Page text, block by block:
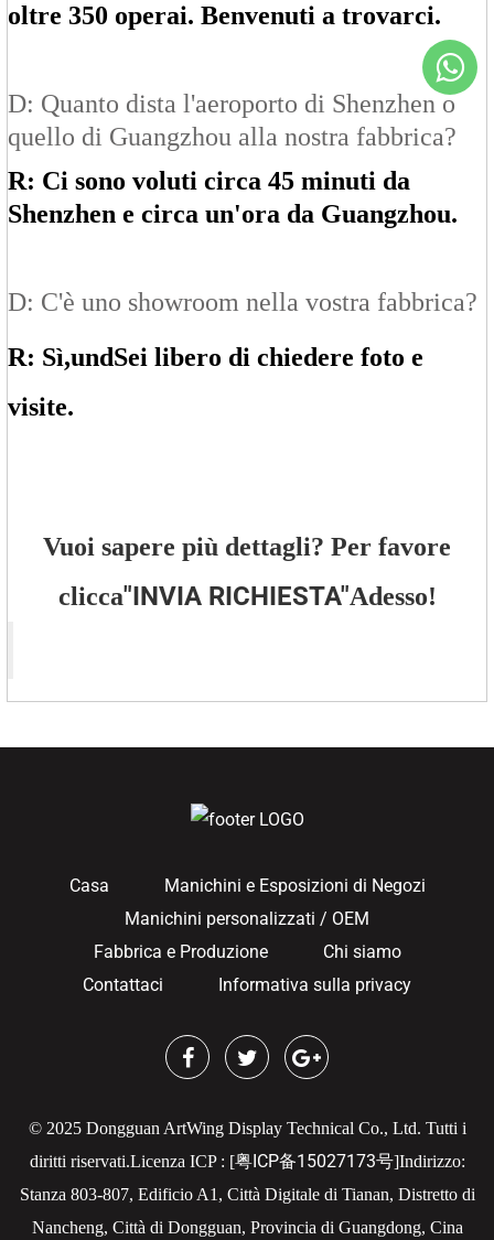
oltre 350 operai. Benvenuti a trovarci.
D: Quanto dista l'aeroporto di Shenzhen o
quello di Guangzhou alla nostra fabbrica?
R: Ci sono voluti circa 45 minuti da
Shenzhen e circa un'ora da Guangzhou.
D: C'è uno showroom nella vostra fabbrica?
R: Sì,undSei libero di chiedere foto e
visite.
Vuoi sapere più dettagli? Per favore
clicca"INVIA RICHIESTA"Adesso!
Casa
Manichini e Esposizioni di Negozi
Manichini personalizzati / OEM
Fabbrica e Produzione
Chi siamo
Contattaci
Informativa sulla privacy
© 2025 Dongguan ArtWing Display Technical Co., Ltd. Tutti i
diritti riservati.Licenza ICP : [粤ICP备15027173号]Indirizzo:
Stanza 803-807, Edificio A1, Città Digitale di Tianan, Distretto di
Nancheng, Città di Dongguan, Provincia di Guangdong, Cina